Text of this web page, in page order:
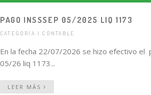
PAGO INSSSEP 05/2025 LIQ 1173
CATEGORÍA | CONTABLE
En la fecha 22/07/2026 se hizo efectivo el
05/26 liq 1173...
LEER MÁS